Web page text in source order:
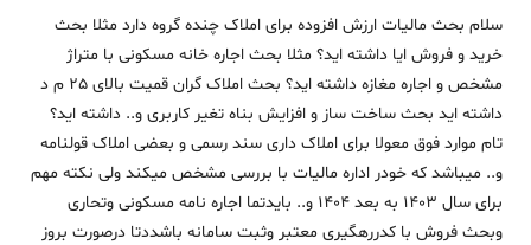
سلام بحث مالیات ارزش افزوده برای املاک چنده گروه دارد مثلا بحث
خرید و فروش ایا داشته اید؟ مثلا بحث اجاره خانه مسکونی با متراژ
مشخص و اجاره مغازه داشته اید؟ بحث املاک گران قمیت بالای 25 م د
داشته اید بحث ساخت ساز و افزایش بناه تغیر کاربری و.. داشته اید؟
تام موارد فوق معولا برای املاک داری سند رسمی و بعضی املاک قولنامه
و.. میباشد که خودر اداره مالیات با بررسی مشخص میکند ولی نکته مهم
برای سال 1403 به بعد 1404 و.. بایدتما اجاره نامه مسکونی وتحاری
وبحث فروش با کدررهگیری معتبر وثبت سامانه باشددتا درصورت بروز